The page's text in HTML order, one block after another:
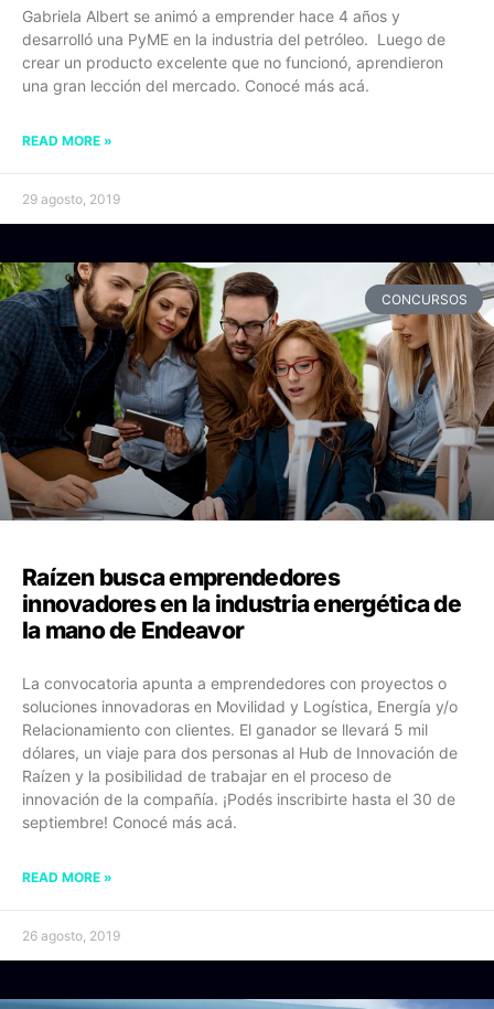
Gabriela Albert se animó a emprender hace 4 años y
desarrolló una PyME en la industria del petróleo. Luego de
crear un producto excelente que no funcionó, aprendieron
una gran lección del mercado. Conocé más acá.
READ MORE »
29 agosto, 2019
CONCURSOS
Raízen busca emprendedores
innovadores en la industria energética de
la mano de Endeavor
La convocatoria apunta a emprendedores con proyectos o
soluciones innovadoras en Movilidad y Logística, Energía y/o
Relacionamiento con clientes. El ganador se llevará 5 mil
dólares, un viaje para dos personas al Hub de Innovación de
Raízen y la posibilidad de trabajar en el proceso de
innovación de la compañía. ¡Podés inscribirte hasta el 30 de
septiembre! Conocé más acá.
READ MORE »
26 agosto, 2019